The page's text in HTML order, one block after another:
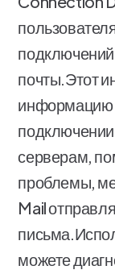
подключений
почты.Этот
информацию
серверам,
проблемы,
Mail
можете